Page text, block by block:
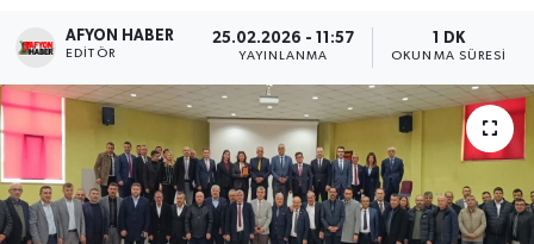
AFYON HABER
EDITÖR
25.02.2026 - 11:57
YAYINLANMA
1 DK
OKUNMA SÜRESI
Etkinlikler